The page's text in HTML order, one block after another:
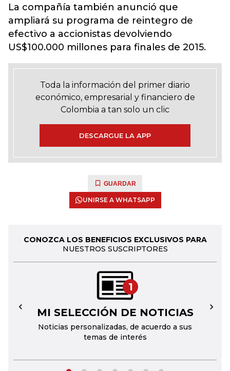
La compañía también anunció que
ampliará su programa de reintegro de
efectivo a accionistas devolviendo
US$100.000 millones para finales de 2015.
Toda la información del primer diario
económico, empresarial y financiero de
Colombia a tan solo un clic
DESCARGUE LA APP
GUARDAR
UNIRSE A WHATSAPP
CONOZCA LOS BENEFICIOS EXCLUSIVOS PARA
NUESTROS SUSCRIPTORES
1
MI SELECCIÓN DE NOTICIAS
Noticias personalizadas, de acuerdo a sus
temas de interés
← →